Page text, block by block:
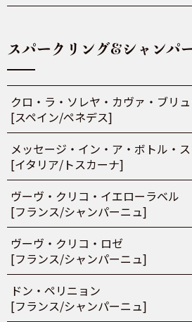
スパークリング&シャンパ
クロ・ラ・ソレヤ・カヴァ・ブリ
[スペイン/ペネデス]
メッセージ・イン・ア・ボトル・
[イタリア/トスカーナ]
ヴーヴ・クリコ・イエローラベル
[フランス/シャンパーニュ]
ヴーヴ・クリコ・ロゼ
[フランス/シャンパーニュ]
ドン・ペリニョン
[フランス/シャンパーニュ]